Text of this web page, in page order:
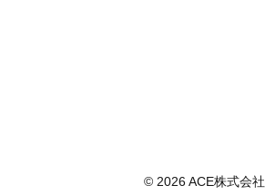
© 2026 ACE株式会社